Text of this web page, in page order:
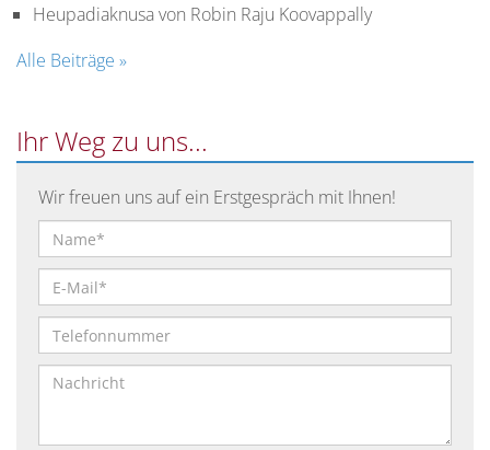
im
Bildungsweg
Heupadiaknusa von Robin Raju Koovappally
Alle Beiträge »
Ihr Weg zu uns...
Wir freuen uns auf ein Erstgespräch mit Ihnen!